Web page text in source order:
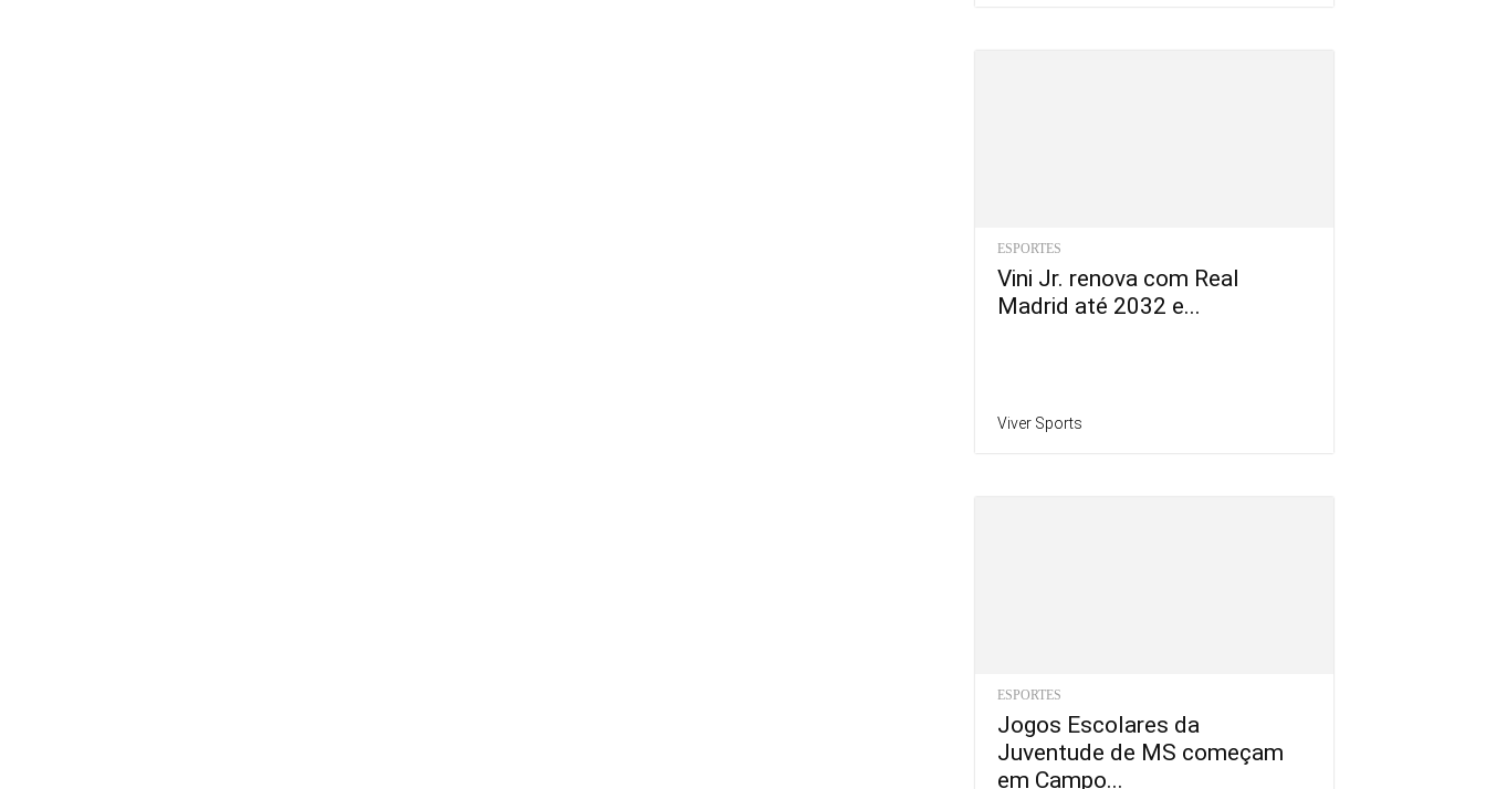
ESPORTES
Vini Jr. renova com Real
Madrid até 2032 e...
Viver Sports
ESPORTES
Jogos Escolares da
Juventude de MS começam
em Campo...